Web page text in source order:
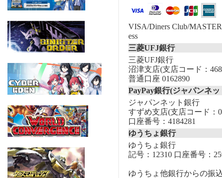
VISA/Diners Club/
ess
三菱UFJ銀行
三菱UFJ銀行
沼津支店(支店コード：
普通口座 0162890
PayPay銀行(ジャパンネ
ジャパンネット銀行
すずめ支店(支店コード：
口座番号：4184281
ゆうちょ銀行
ゆうちょ銀行
記号：12310 口座番号：
ゆうちょ他銀行からの振